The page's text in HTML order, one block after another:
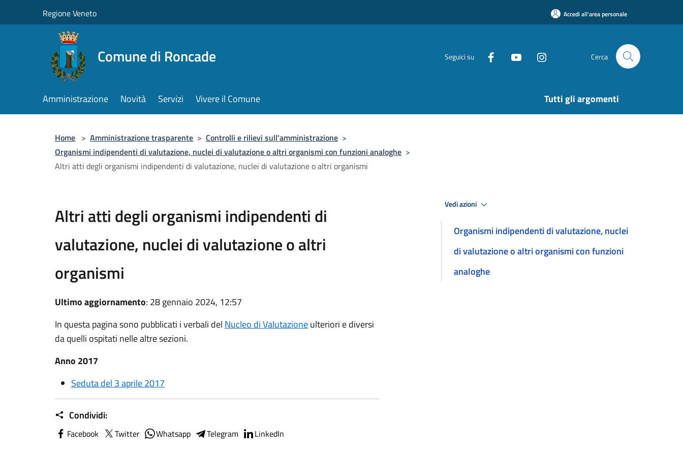
Regione Veneto Accedi all'area personale
Comune di Roncade Seguici su Cerca
Amministrazione Novità Servizi Vivere il Comune Tutti gli argomenti
Home > Amministrazione trasparente > Controlli e rilievi sull'amministrazione >
Organismi indipendenti di valutazione, nuclei di valutazione o altri organismi con funzioni analoghe >
Altri atti degli organismi indipendenti di valutazione, nuclei di valutazione o altri organismi
Altri atti degli organismi indipendenti di
valutazione, nuclei di valutazione o altri
organismi
Ultimo aggiornamento: 28 gennaio 2024, 12:57
In questa pagina sono pubblicati i verbali del Nucleo di Valutazioneulteriori e diversi
da quelli ospitati nelle altre sezioni.
Anno 2017
Seduta del 3 aprile 2017
Condividi:
Facebook Twitter Whatsapp Telegram LinkedIn
Vedi azioni
Organismi indipendenti di valutazione, nuclei
di valutazione o altri organismi con funzioni
analoghe